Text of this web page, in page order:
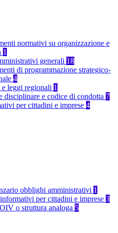
normativi su organizzazione e
1
generali 18
di programmazione strategico-
4
e leggi regionali 1
disciplinare e codice di condotta 7
per cittadini e imprese 4
obblighi amministrativi 1
per cittadini e imprese 3
o struttura analoga 5